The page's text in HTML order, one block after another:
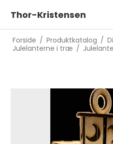
Thor-Kristensen
Forside / Produktkatalog /
Julelanterne i træ /